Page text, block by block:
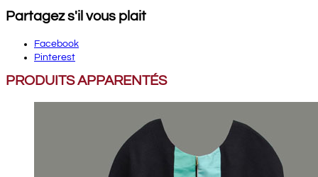
Partagez s'il vous plait
Facebook
Pinterest
PRODUITS APPARENTÉS